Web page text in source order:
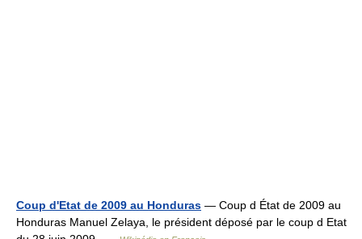
Coup d'Etat de 2009 au Honduras — Coup d État de 2009 au
Honduras Manuel Zelaya, le président déposé par le coup d Etat